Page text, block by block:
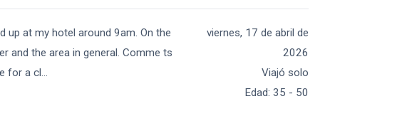
up at my hotel around 9am. On the
and the area in general. Comme ts
for a cl
viernes, 17 de abril de
2026
Viajó solo
Edad: 35 - 50